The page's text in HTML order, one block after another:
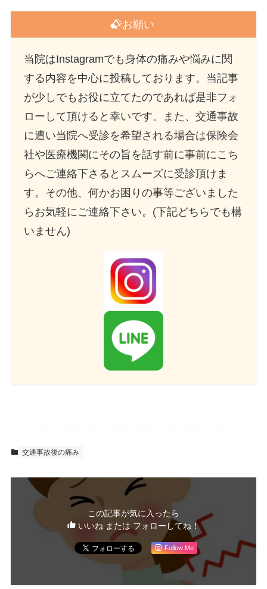
お願い
当院はInstagramでも身体の痛みや悩みに関
する内容を中心に投稿しております。当記事
が少しでもお役に立てたのであれば是非フォ
ローして頂けると幸いです。また、交通事故
に遭い当院へ受診を希望される場合は保険会
社や医療機関にその旨を話す前に事前にこち
らへご連絡下さるとスムーズに受診頂けま
す。その他、何かお困りの事等ございました
らお気軽にご連絡下さい。(下記どちらでも構
いません)
交通事故後の痛み
この記事が気に入ったら
いいね または フォローしてね！
Follow Me